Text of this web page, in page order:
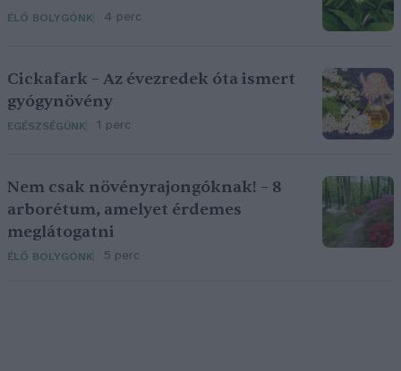
ÉLŐ BOLYGÓNK 4 perc
Cickafark – Az évezredek óta ismert
gyógynövény
EGÉSZSÉGÜNK 1 perc
Nem csak növényrajongóknak! – 8
arborétum, amelyet érdemes
meglátogatni
ÉLŐ BOLYGÓNK 5 perc